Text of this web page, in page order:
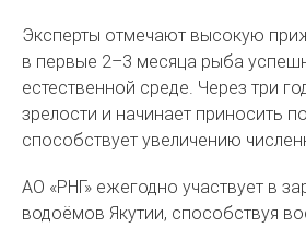
Эксперты отмечают высокую
в первые 2–3 месяца рыба
естественной среде. Через три
зрелости и начинает приносить
способствует увеличению
АО «РНГ» ежегодно участвует в
водоёмов Якутии, способствуя